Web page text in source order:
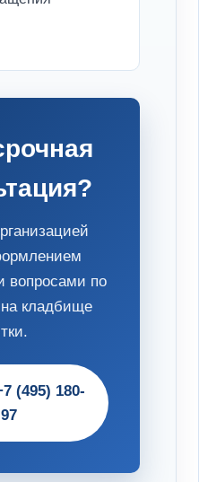
вопросами по
кладбище
(495) 180-